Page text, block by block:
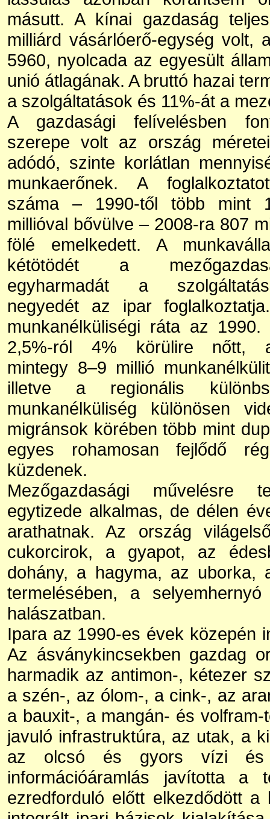
másutt. A kínai gazdaság
milliárd vásárlóerő-egység volt,
5960, nyolcada az egyesült
unió átlagának. A bruttó hazai
a szolgáltatások és 11%-át a
A gazdasági felívelésben
szerepe volt az ország
adódó, szinte korlátlan
munkaerőnek. A
száma – 1990-től több mint
millióval bővülve – 2008-ra 807
fölé emelkedett. A
kétötödét a
egyharmadát a
negyedét az ipar
munkanélküliségi ráta az 1990.
2,5%-ról 4% körülire nőtt,
mintegy 8–9 millió
illetve a regionális
munkanélküliség különösen
migránsok körében több mint
egyes rohamosan fejlődő
küzdenek.
Mezőgazdasági művelésre
egytizede alkalmas, de délen
arathatnak. Az ország
cukorcirok, a gyapot, az
dohány, a hagyma, az
termelésében, a
halászatban.
Ipara az 1990-es évek közepén
Az ásványkincsekben gazdag
harmadik az antimon-, kétezer
a szén-, az ólom-, a cink-, az
a bauxit-, a mangán- és volfram-
javuló infrastruktúra, az utak, a
az olcsó és gyors vízi és
információáramlás javította a
ezredforduló előtt elkezdődött